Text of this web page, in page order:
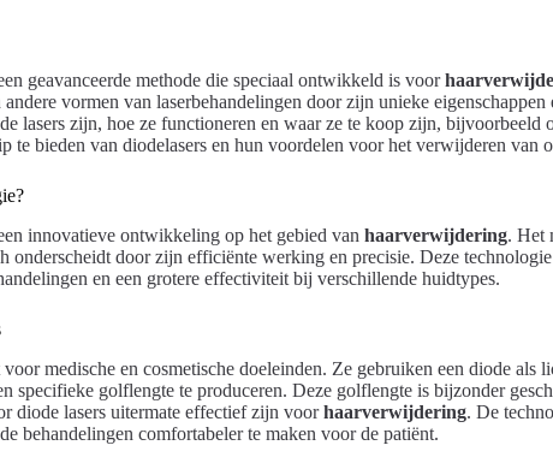
geavanceerde methode die speciaal ontwikkeld is voor
vormen van laserbehandelingen door zijn unieke
lasers zijn, hoe ze functioneren en waar ze te koop zijn, bijvoorbeeld
te bieden van diodelasers en hun voordelen voor het verwijderen van
innovatieve ontwikkeling op het gebied van haarverwijdering. Het
onderscheidt door zijn efficiënte werking en precisie. Deze
en een grotere effectiviteit bij verschillende huidtypes.
medische en cosmetische doeleinden. Ze gebruiken een diode als
specifieke golflengte te produceren. Deze golflengte is bijzonder
diode lasers uitermate effectief zijn voorhaarverwijdering. De
behandelingen comfortabeler te maken voor de patiënt.